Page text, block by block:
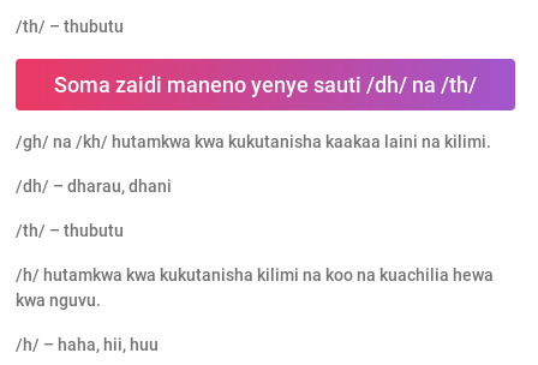
/th/ – thubutu
Soma zaidi maneno yenye sauti /dh/ na /th/
/gh/ na /kh/ hutamkwa kwa kukutanisha kaakaa laini na kilimi.
/dh/ – dharau, dhani
/th/ – thubutu
/h/ hutamkwa kwa kukutanisha kilimi na koo na kuachilia hewa
kwa nguvu.
/h/ – haha, hii, huu